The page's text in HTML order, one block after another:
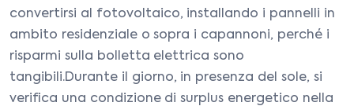
convertirsi al fotovoltaico, installando i pannelli in
ambito residenziale o sopra i capannoni, perché i
risparmi sulla bolletta elettrica sono
tangibili.Durante il giorno, in presenza del sole, si
verifica una condizione di surplus energetico nella